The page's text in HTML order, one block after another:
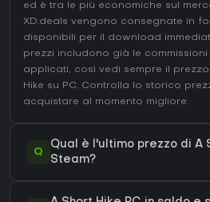
ed è tra le più economiche sul
XD.deals vengono consegnate in
disponibili per il download
prezzi includono già le
applicati, così vedi sempre il
Hike su PC. Controlla lo storico
acquistare al momento migliore.
Q
Qual è l'ultimo prezzo di A
Steam?